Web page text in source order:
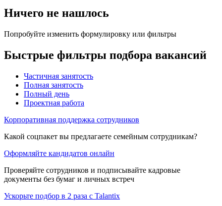
Ничего не нашлось
Попробуйте изменить формулировку или фильтры
Быстрые фильтры подбора вакансий
Частичная занятость
Полная занятость
Полный день
Проектная работа
Корпоративная поддержка сотрудников
Какой соцпакет вы предлагаете семейным сотрудникам?
Оформляйте кандидатов онлайн
Проверяйте сотрудников и подписывайте кадровые
документы без бумаг и личных встреч
Ускорьте подбор в 2 раза с Talantix